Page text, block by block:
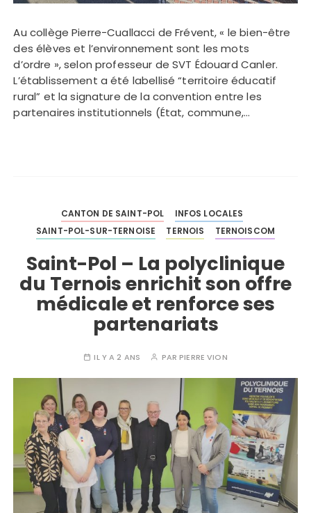
Au collège Pierre-Cuallacci de Frévent, « le bien-être
des élèves et l’environnement sont les mots
d’ordre », selon professeur de SVT Édouard Canler.
L’établissement a été labellisé “territoire éducatif
rural” et la signature de la convention entre les
partenaires institutionnels (État, commune,…
CANTON DE SAINT-POL
INFOS LOCALES
SAINT-POL-SUR-TERNOISE
TERNOIS TERNOISCOM
Saint-Pol – La polyclinique
du Ternois enrichit son offre
médicale et renforce ses
partenariats
IL Y A 2 ANS PARPIERRE VION